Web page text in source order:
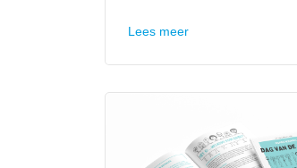
Lees meer